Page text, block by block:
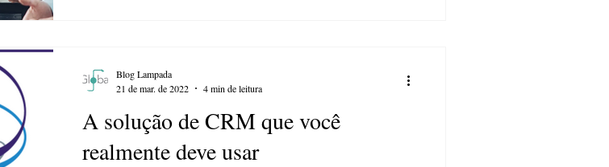
A solução de CRM que você
realmente deve usar
Blog Lampada
21 de mar. de 2022
4 min de leitura